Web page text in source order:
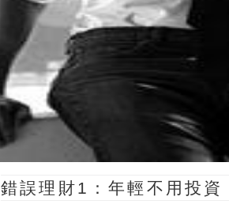
錯誤理財1 ：年輕不用投資